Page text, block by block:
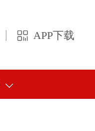
APP下载